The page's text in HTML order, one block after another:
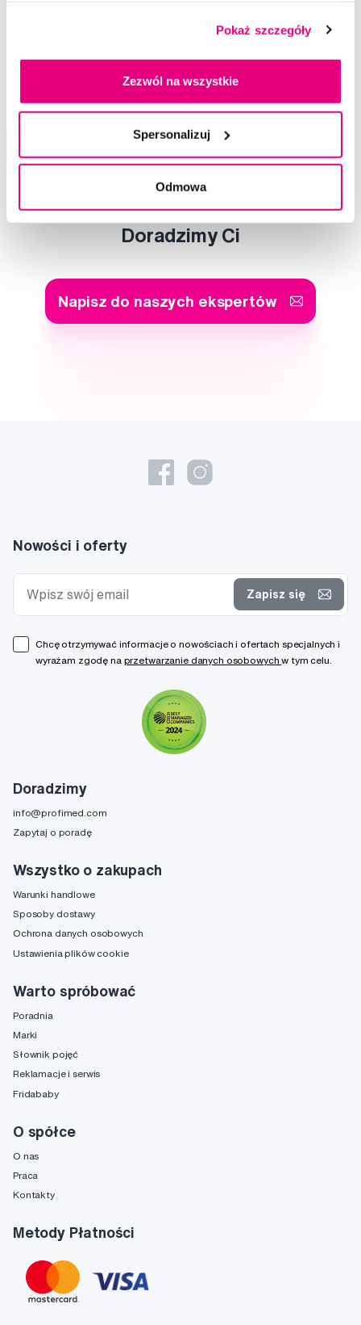
Pokaż szczegóły
Zezwól na wszystkie
Spersonalizuj
Odmowa
14,99 Zł
Dostępny 5 szt
Natychmiast w
1 sklepie
Doradzimy Ci
Napisz do naszych ekspertów
Doradzimy
info@profimed.com
Zapytaj o poradę
Wszystko o zakupach
Warunki handlowe
Sposoby dostawy
Ochrona danych osobowych
Ustawienia plików cookie
Warto spróbować
Poradnia
Marki
Słownik pojęć
Reklamacje i serwis
Fridababy
O spółce
O nas
Praca
Kontakty
Metody Płatności
Nowości i oferty
Zapisz się
Chcę otrzymywać informacje o nowościach i ofertach specjalnych i
wyrażam zgodę na przetwarzanie danych osobowychw tym celu.